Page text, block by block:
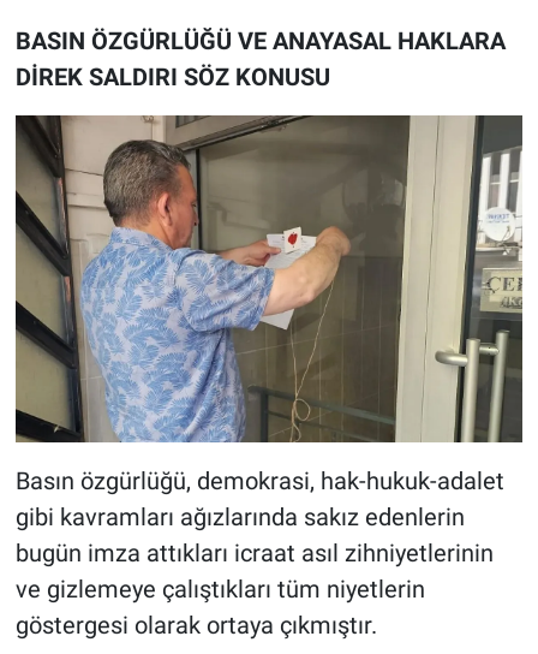
BASIN ÖZGÜRLÜĞÜ VE ANAYASAL HAKLARA
DİREK SALDIRI SÖZ KONUSU
Basın özgürlüğü, demokrasi, hak-hukuk-adalet
gibi kavramları ağızlarında sakız edenlerin
bugün imza attıkları icraat asıl zihniyetlerinin
ve gizlemeye çalıştıkları tüm niyetlerin
göstergesi olarak ortaya çıkmıştır.